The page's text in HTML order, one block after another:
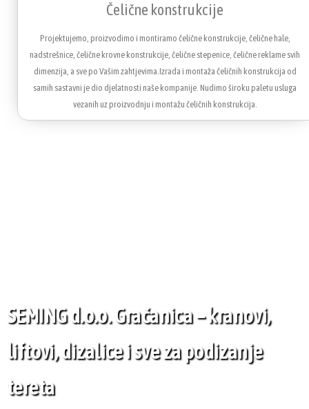
Čelične konstrukcije
Projektujemo, proizvodimo i montiramo čelične konstrukcije, čelične hale,
nadstrešnice, čelične krovne konstrukcije, čelične stepenice, čelične reklame svih
dimenzija, a sve po Vašim zahtjevima.Izrada i montaža čeličnih konstrukcija od
samih sastavni je dio djelatnosti naše kompanije. Nudimo široku paletu usluga
vezanih uz proizvodnju i montažu čeličnih konstrukcija.
SEMING d.o.o. Gračanica – kranovi,
liftovi, dizalice i sve za podizanje
tereta